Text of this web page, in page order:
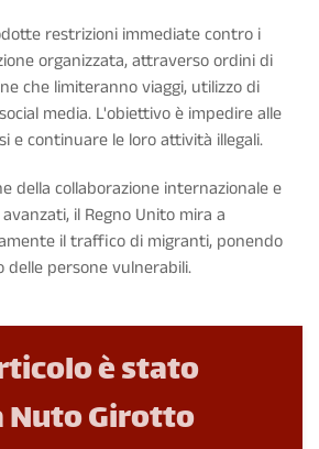
restrizioni immediate contro i
organizzata, attraverso ordini di
che limiteranno viaggi, utilizzo di
media. L'obiettivo è impedire alle
e continuare le loro attività illegali.
della collaborazione internazionale e
il Regno Unito mira a
il traffico di migranti, ponendo
persone vulnerabili.
è stato
Girotto